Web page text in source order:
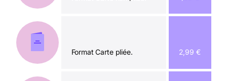
Format Carte pliée. 2,99 €